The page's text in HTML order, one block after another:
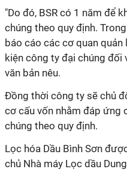
"Do đó, BSR có 1 năm để
chúng theo quy định.
báo cáo các cơ quan
kiện công ty đại chúng đối
văn bản nêu.
Đồng thời công ty sẽ chủ
cơ cấu vốn nhằm đáp ứng
chúng theo quy định.
Lọc hóa Dầu Bình Sơn
chủ Nhà máy Lọc dầu